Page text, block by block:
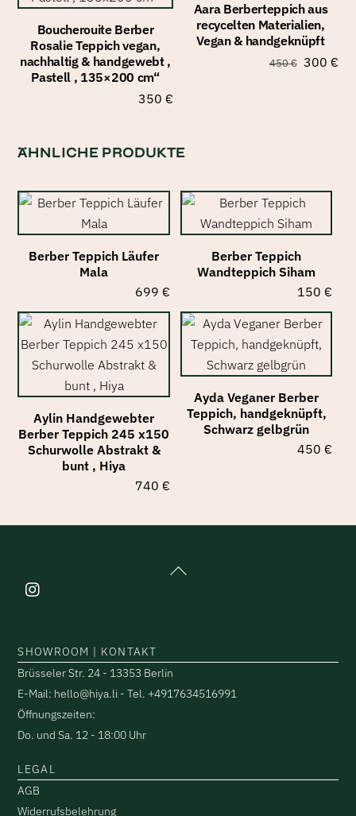
Boucherouite Berber
Rosalie Teppich vegan,
nachhaltig & handgewebt ,
Pastell , 135×200 cm“
350 €
Aara Berberteppich aus
recycelten Materialien,
Vegan & handgeknüpft
450€ 300 €
ÄHNLICHE PRODUKTE
Berber Teppich Läufer
Mala
699 €
Berber Teppich
Wandteppich Siham
150 €
Aylin Handgewebter
Berber Teppich 245 x150
Schurwolle Abstrakt &
bunt , Hiya
740 €
Ayda Veganer Berber
Teppich, handgeknüpft,
Schwarz gelbgrün
450 €
Back
SHOWROOM | KONTAKT
Brüsseler Str. 24 - 13353 Berlin
E-Mail: hello@hiya.li - Tel. +4917634516991
Öffnungszeiten:
Do. und Sa. 12 - 18:00 Uhr
LEGAL
AGB
Widerrufsbelehrung